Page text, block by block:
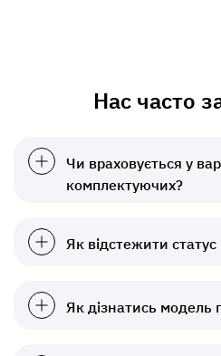
Нас часто
Чи враховується у
комплектуючих?
Як відстежити
Як дізнатись модель